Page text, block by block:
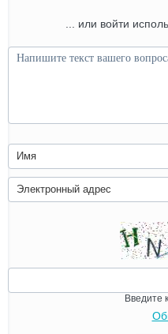
... или войти
Введите